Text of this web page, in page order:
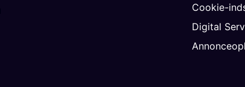
Cookie-
Digital